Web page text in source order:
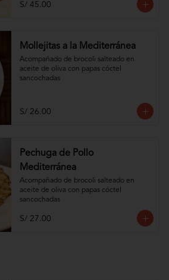
S/ 45.00
Mollejitas a la Mediterránea
Acompañado de brocoli salteado en
aceite de oliva con papas cóctel
sancochadas
S/ 26.00
Pechuga de Pollo
Mediterránea
Acompañado de brocoli salteado en
aceite de oliva con papas cóctel
sancochadas
S/ 27.00